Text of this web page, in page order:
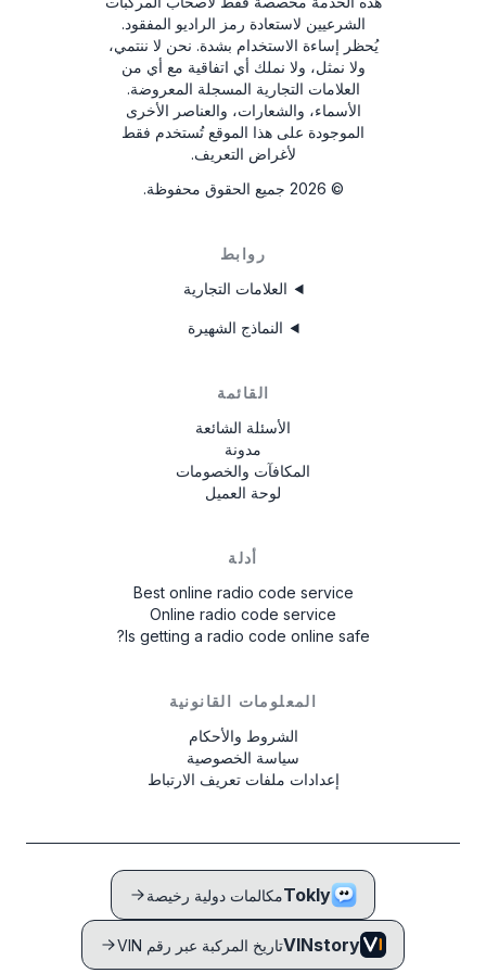
أدوات إزالة الراديو
الآن يمكنك الاستمتاع بموسيقاك مرة أخرى!
الشرعيين لاستعادة رمز الراديو المفقود.
يُحظر إساءة الاستخدام بشدة. نحن لا ننتمي،
ولا نمثل، ولا نملك أي اتفاقية مع أي من
العلامات التجارية المسجلة المعروضة.
الأسماء، والشعارات، والعناصر الأخرى
الموجودة على هذا الموقع تُستخدم فقط
لأغراض التعريف.
©
2026 جميع الحقوق محفوظة.
روابط
العلامات التجارية
النماذج الشهيرة
القائمة
الأسئلة الشائعة
مدونة
المكافآت والخصومات
لوحة العميل
أدلة
Best online radio code service
Online radio code service
Is getting a radio code online safe?
المعلومات القانونية
الشروط والأحكام
سياسة الخصوصية
إعدادات ملفات تعريف الارتباط
Toklyمكالمات دولية رخيصة
VINstoryتاريخ المركبة عبر رقم VIN